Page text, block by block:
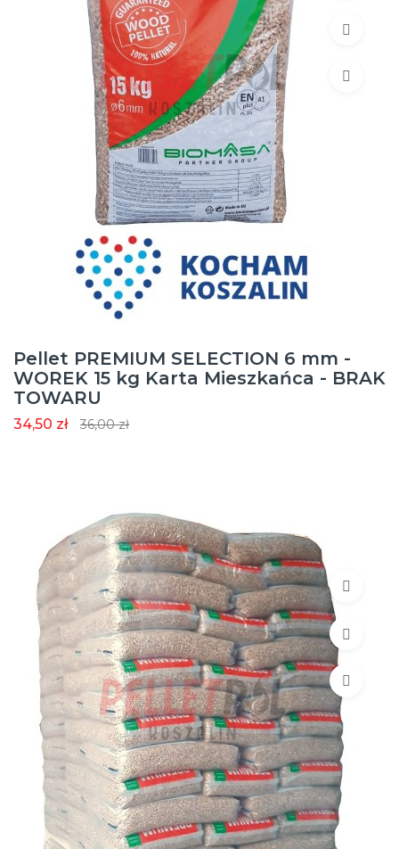
Pellet PREMIUM SELECTION 6 mm -
WOREK 15 kg Karta Mieszkańca - BRAK
TOWARU
34,50 zł 36,00 zł